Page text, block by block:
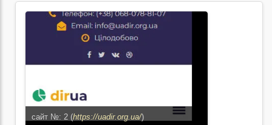
сайт №: 2 (https://uadir.org.ua/)